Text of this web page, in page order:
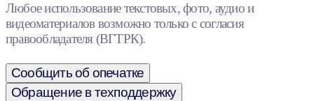
Любое использование текстовых, фото, аудио и
видеоматериалов возможно только с согласия
правообладателя (ВГТРК).
Сообщить об опечатке
Обращение в техподдержку